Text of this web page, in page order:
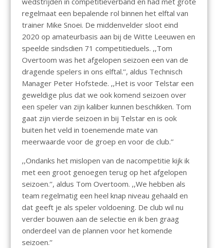
regelmaat een bepalende rol binnen het elftal van
trainer Mike Snoei. De middenvelder sloot eind
2020 op amateurbasis aan bij de Witte Leeuwen en
speelde sindsdien 71 competitieduels. ,,Tom
Overtoom was het afgelopen seizoen een van de
dragende spelers in ons elftal.’’, aldus Technisch
Manager Peter Hofstede. ,,Het is voor Telstar een
geweldige plus dat we ook komend seizoen over
een speler van zijn kaliber kunnen beschikken. Tom
gaat zijn vierde seizoen in bij Telstar en is ook
buiten het veld in toenemende mate van
meerwaarde voor de groep en voor de club.’’
,,Ondanks het mislopen van de nacompetitie kijk ik
met een groot genoegen terug op het afgelopen
seizoen.’’, aldus Tom Overtoom. ,,We hebben als
team regelmatig een heel knap niveau gehaald en
dat geeft je als speler voldoening. De club wil nu
verder bouwen aan de selectie en ik ben graag
onderdeel van de plannen voor het komende
seizoen.’’